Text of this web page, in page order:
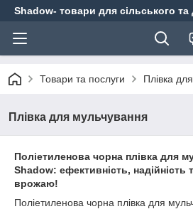
Shadow- товари для сільського
Товари та послуги Плівка
Плівка для мульчування
Поліетиленова чорна плівка для
Shadow: ефективність, надійність
врожаю!
Поліетиленова чорна плівка для